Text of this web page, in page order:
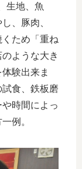
生地、魚
、豚肉、
ため「重ね
ような大き
験出来ま
食、鉄板磨
時間によっ
例。